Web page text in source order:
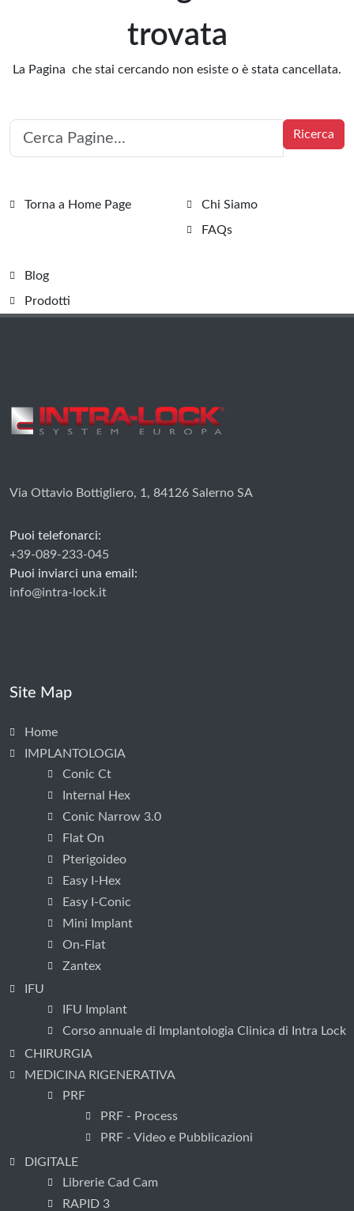
trovata
La Pagina che stai cercando non esiste o è stata cancellata.
Ricerca
Torna a Home Page
Chi Siamo
FAQs
Blog
Prodotti
Via Ottavio Bottigliero, 1, 84126 Salerno SA
Puoi telefonarci:
+39-089-233-045
Puoi inviarci una email:
info@intra-lock.it
Site Map
Home
IMPLANTOLOGIA
Conic Ct
Internal Hex
Conic Narrow 3.0
Flat On
Pterigoideo
Easy I-Hex
Easy I-Conic
Mini Implant
On-Flat
Zantex
IFU
IFU Implant
Corso annuale di Implantologia Clinica di Intra Lock
CHIRURGIA
MEDICINA RIGENERATIVA
PRF
PRF - Process
PRF - Video e Pubblicazioni
DIGITALE
Librerie Cad Cam
RAPID 3